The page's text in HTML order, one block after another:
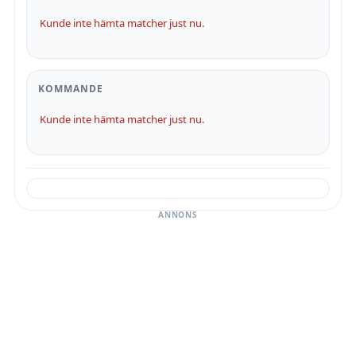
Kunde inte hämta matcher just nu.
KOMMANDE
Kunde inte hämta matcher just nu.
ANNONS